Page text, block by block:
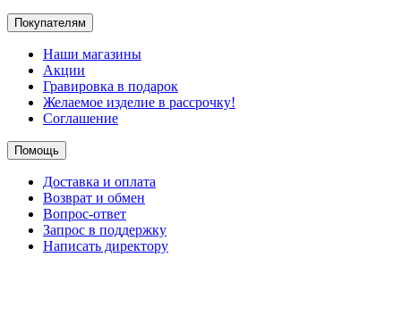
Покупателям
Наши магазины
Акции
Гравировка в подарок
Желаемое изделие в рассрочку!
Соглашение
Помощь
Доставка и оплата
Возврат и обмен
Вопрос-ответ
Запрос в поддержку
Написать директору